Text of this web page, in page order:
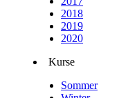
2018
2019
2020
Kurse
Sommer